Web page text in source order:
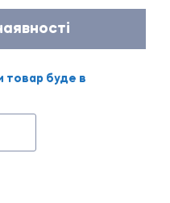
товар буде в